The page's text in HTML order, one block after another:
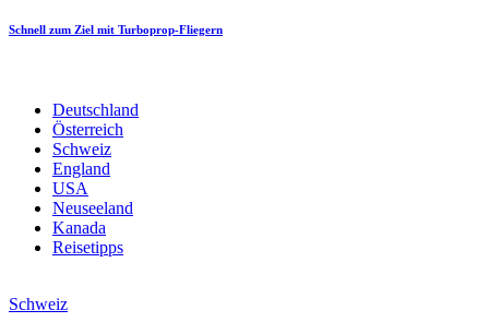
Schnell zum Ziel mit Turboprop-Fliegern
Deutschland
Österreich
Schweiz
England
USA
Neuseeland
Kanada
Reisetipps
Schweiz